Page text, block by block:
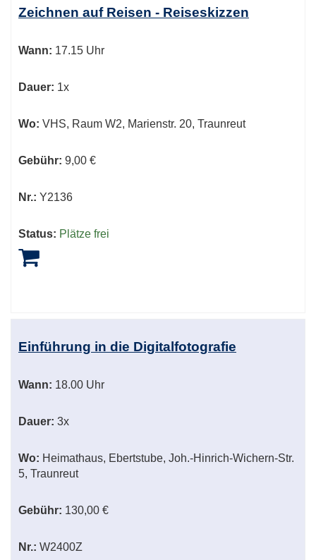
Tabellenüberschriften
können
werden.
Zeichnen auf Reisen - Reiseskizzen
Wann: 17.15 Uhr
Dauer: 1x
Wo: VHS, Raum W2, Marienstr. 20, Traunreut
Gebühr: 9,00 €
Nr.: Y2136
Status: Plätze frei
Einführung in die Digitalfotografie
Wann: 18.00 Uhr
Dauer: 3x
Wo: Heimathaus, Ebertstube, Joh.-Hinrich-Wichern-Str.
5, Traunreut
Gebühr: 130,00 €
Nr.: W2400Z